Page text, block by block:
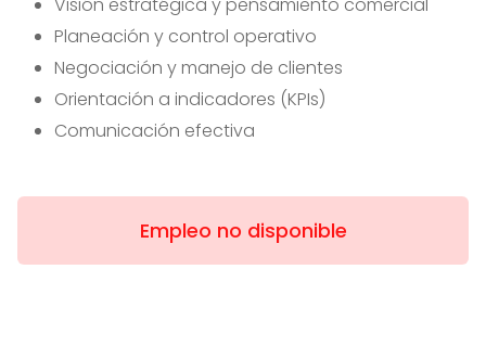
Visión estratégica y pensamiento comercial
Planeación y control operativo
Negociación y manejo de clientes
Orientación a indicadores (KPIs)
Comunicación efectiva
Empleo no disponible